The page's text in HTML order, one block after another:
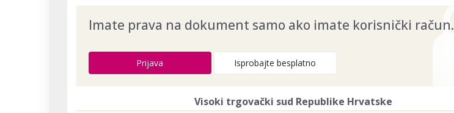
Imate prava na dokument samo ako imate korisnički račun.
Prijava Isprobajte besplatno
Visoki trgovački sud Republike Hrvatske